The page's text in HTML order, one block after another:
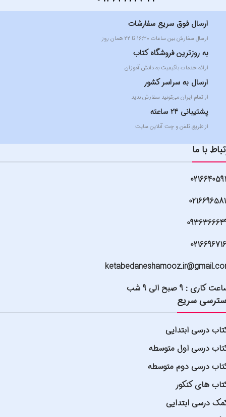
ارسال فوق سریع سفارشات
ارسال سفارش بین ساعات ۱۶:۳۰ تا ۲۲ همان روز
به روزترین فروشگاه کتاب
ارائه خدمات باکیفیت به دانش آموزان
ارسال به سراسر کشور
از تمام ایران می‌تونید سفارش بدید
پشتیبانی 24 ساعته
از طریق تلفن و چت آنلاین سایت
با ما
کاری : 9 صبح الی 9 شب
سریع
درسی ابتدایی
درسی اول متوسطه
درسی دوم متوسطه
های کنکور
درسی ابتدایی